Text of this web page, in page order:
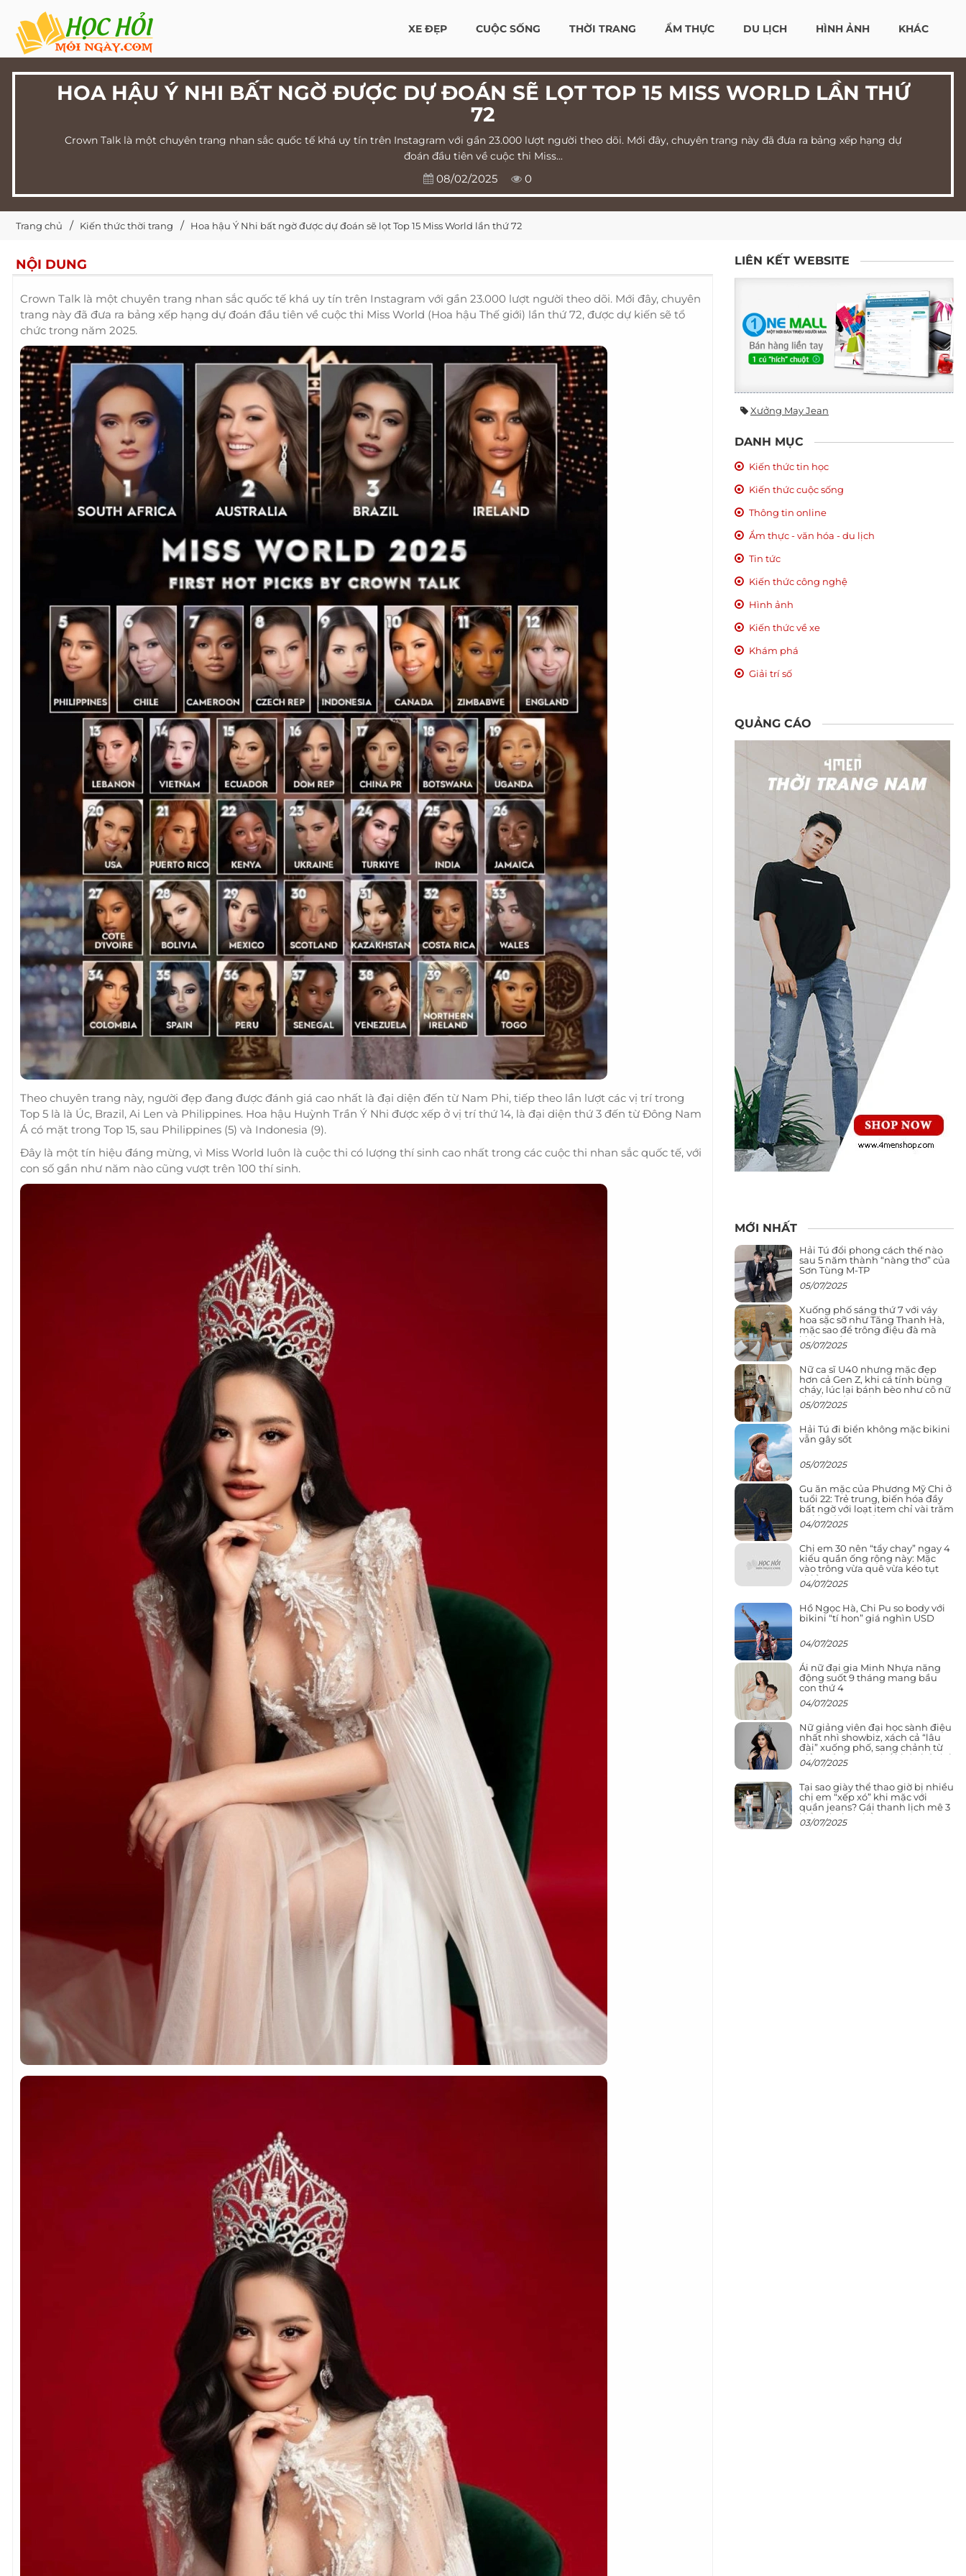
XE ĐẸP CUỘC SỐNG THỜI TRANG ẨM THỰC DU LỊCH HÌNH ẢNH KHÁC
HOA HẬU Ý NHI BẤT NGỜ ĐƯỢC DỰ ĐOÁN SẼ LỌT TOP 15 MISS WORLD LẦN THỨ
72
Crown Talk là một chuyên trang nhan sắc quốc tế khá uy tín trên Instagram với gần 23.000 lượt người theo dõi. Mới đây, chuyên trang này đã đưa ra bảng xếp hạng dự
đoán đầu tiên về cuộc thi Miss...
08/02/2025 0
Trang chủ Kiến thức thời trang Hoa hậu Ý Nhi bất ngờ được dự đoán sẽ lọt Top 15 Miss World lần thứ 72
NỘI DUNG
Crown Talk là một chuyên trang nhan sắc quốc tế khá uy tín trên Instagram với gần 23.000 lượt người theo dõi. Mới đây, chuyên
trang này đã đưa ra bảng xếp hạng dự đoán đầu tiên về cuộc thi Miss World (Hoa hậu Thế giới) lần thứ 72, được dự kiến sẽ tổ
chức trong năm 2025.
Theo chuyên trang này, người đẹp đang được đánh giá cao nhất là đại diện đến từ Nam Phi, tiếp theo lần lượt các vị trí trong
Top 5 là là Úc, Brazil, Ai Len và Philippines. Hoa hậu Huỳnh Trần Ý Nhi được xếp ở vị trí thứ 14, là đại diện thứ 3 đến từ Đông Nam
Á có mặt trong Top 15, sau Philippines (5) và Indonesia (9).
Đây là một tín hiệu đáng mừng, vì Miss World luôn là cuộc thi có lượng thí sinh cao nhất trong các cuộc thi nhan sắc quốc tế, với
con số gần như năm nào cũng vượt trên 100 thí sinh.
LIÊN KẾT WEBSITE
Xưởng May Jean
DANH MỤC
Kiến thức tin học
Kiến thức cuộc sống
Thông tin online
Ẩm thực - văn hóa - du lịch
Tin tức
Kiến thức công nghệ
Hình ảnh
Kiến thức về xe
Khám phá
Giải trí số
QUẢNG CÁO
MỚI NHẤT
Hải Tú đổi phong cách thế nào
sau 5 năm thành “nàng thơ” của
Sơn Tùng M-TP
05/07/2025
Xuống phố sáng thứ 7 với váy
hoa sặc sỡ như Tăng Thanh Hà,
mặc sao để trông điệu đà mà
không sến
05/07/2025
Nữ ca sĩ U40 nhưng mặc đẹp
hơn cả Gen Z, khi cá tính bùng
cháy, lúc lại bánh bèo như cô nữ
chính ngôn tình
05/07/2025
Hải Tú đi biển không mặc bikini
vẫn gây sốt
05/07/2025
Gu ăn mặc của Phương Mỹ Chi ở
tuổi 22: Trẻ trung, biến hóa đầy
bất ngờ với loạt item chỉ vài trăm
nghìn đã mua được
04/07/2025
Chị em 30 nên “tẩy chay” ngay 4
kiểu quần ống rộng này: Mặc
vào trông vừa quê vừa kéo tụt
chiều cao
04/07/2025
Hồ Ngọc Hà, Chi Pu so body với
bikini “tí hon” giá nghìn USD
04/07/2025
Ái nữ đại gia Minh Nhựa năng
động suốt 9 tháng mang bầu
con thứ 4
04/07/2025
Nữ giảng viên đại học sành điệu
nhất nhì showbiz, xách cả “lâu
đài” xuống phố, sang chảnh từ
giảng đường ra phố khó ai đọ lại
04/07/2025
Tại sao giày thể thao giờ bị nhiều
chị em “xếp xó” khi mặc với
quần jeans? Gái thanh lịch mê 3
kiểu này hơn hẳn
03/07/2025